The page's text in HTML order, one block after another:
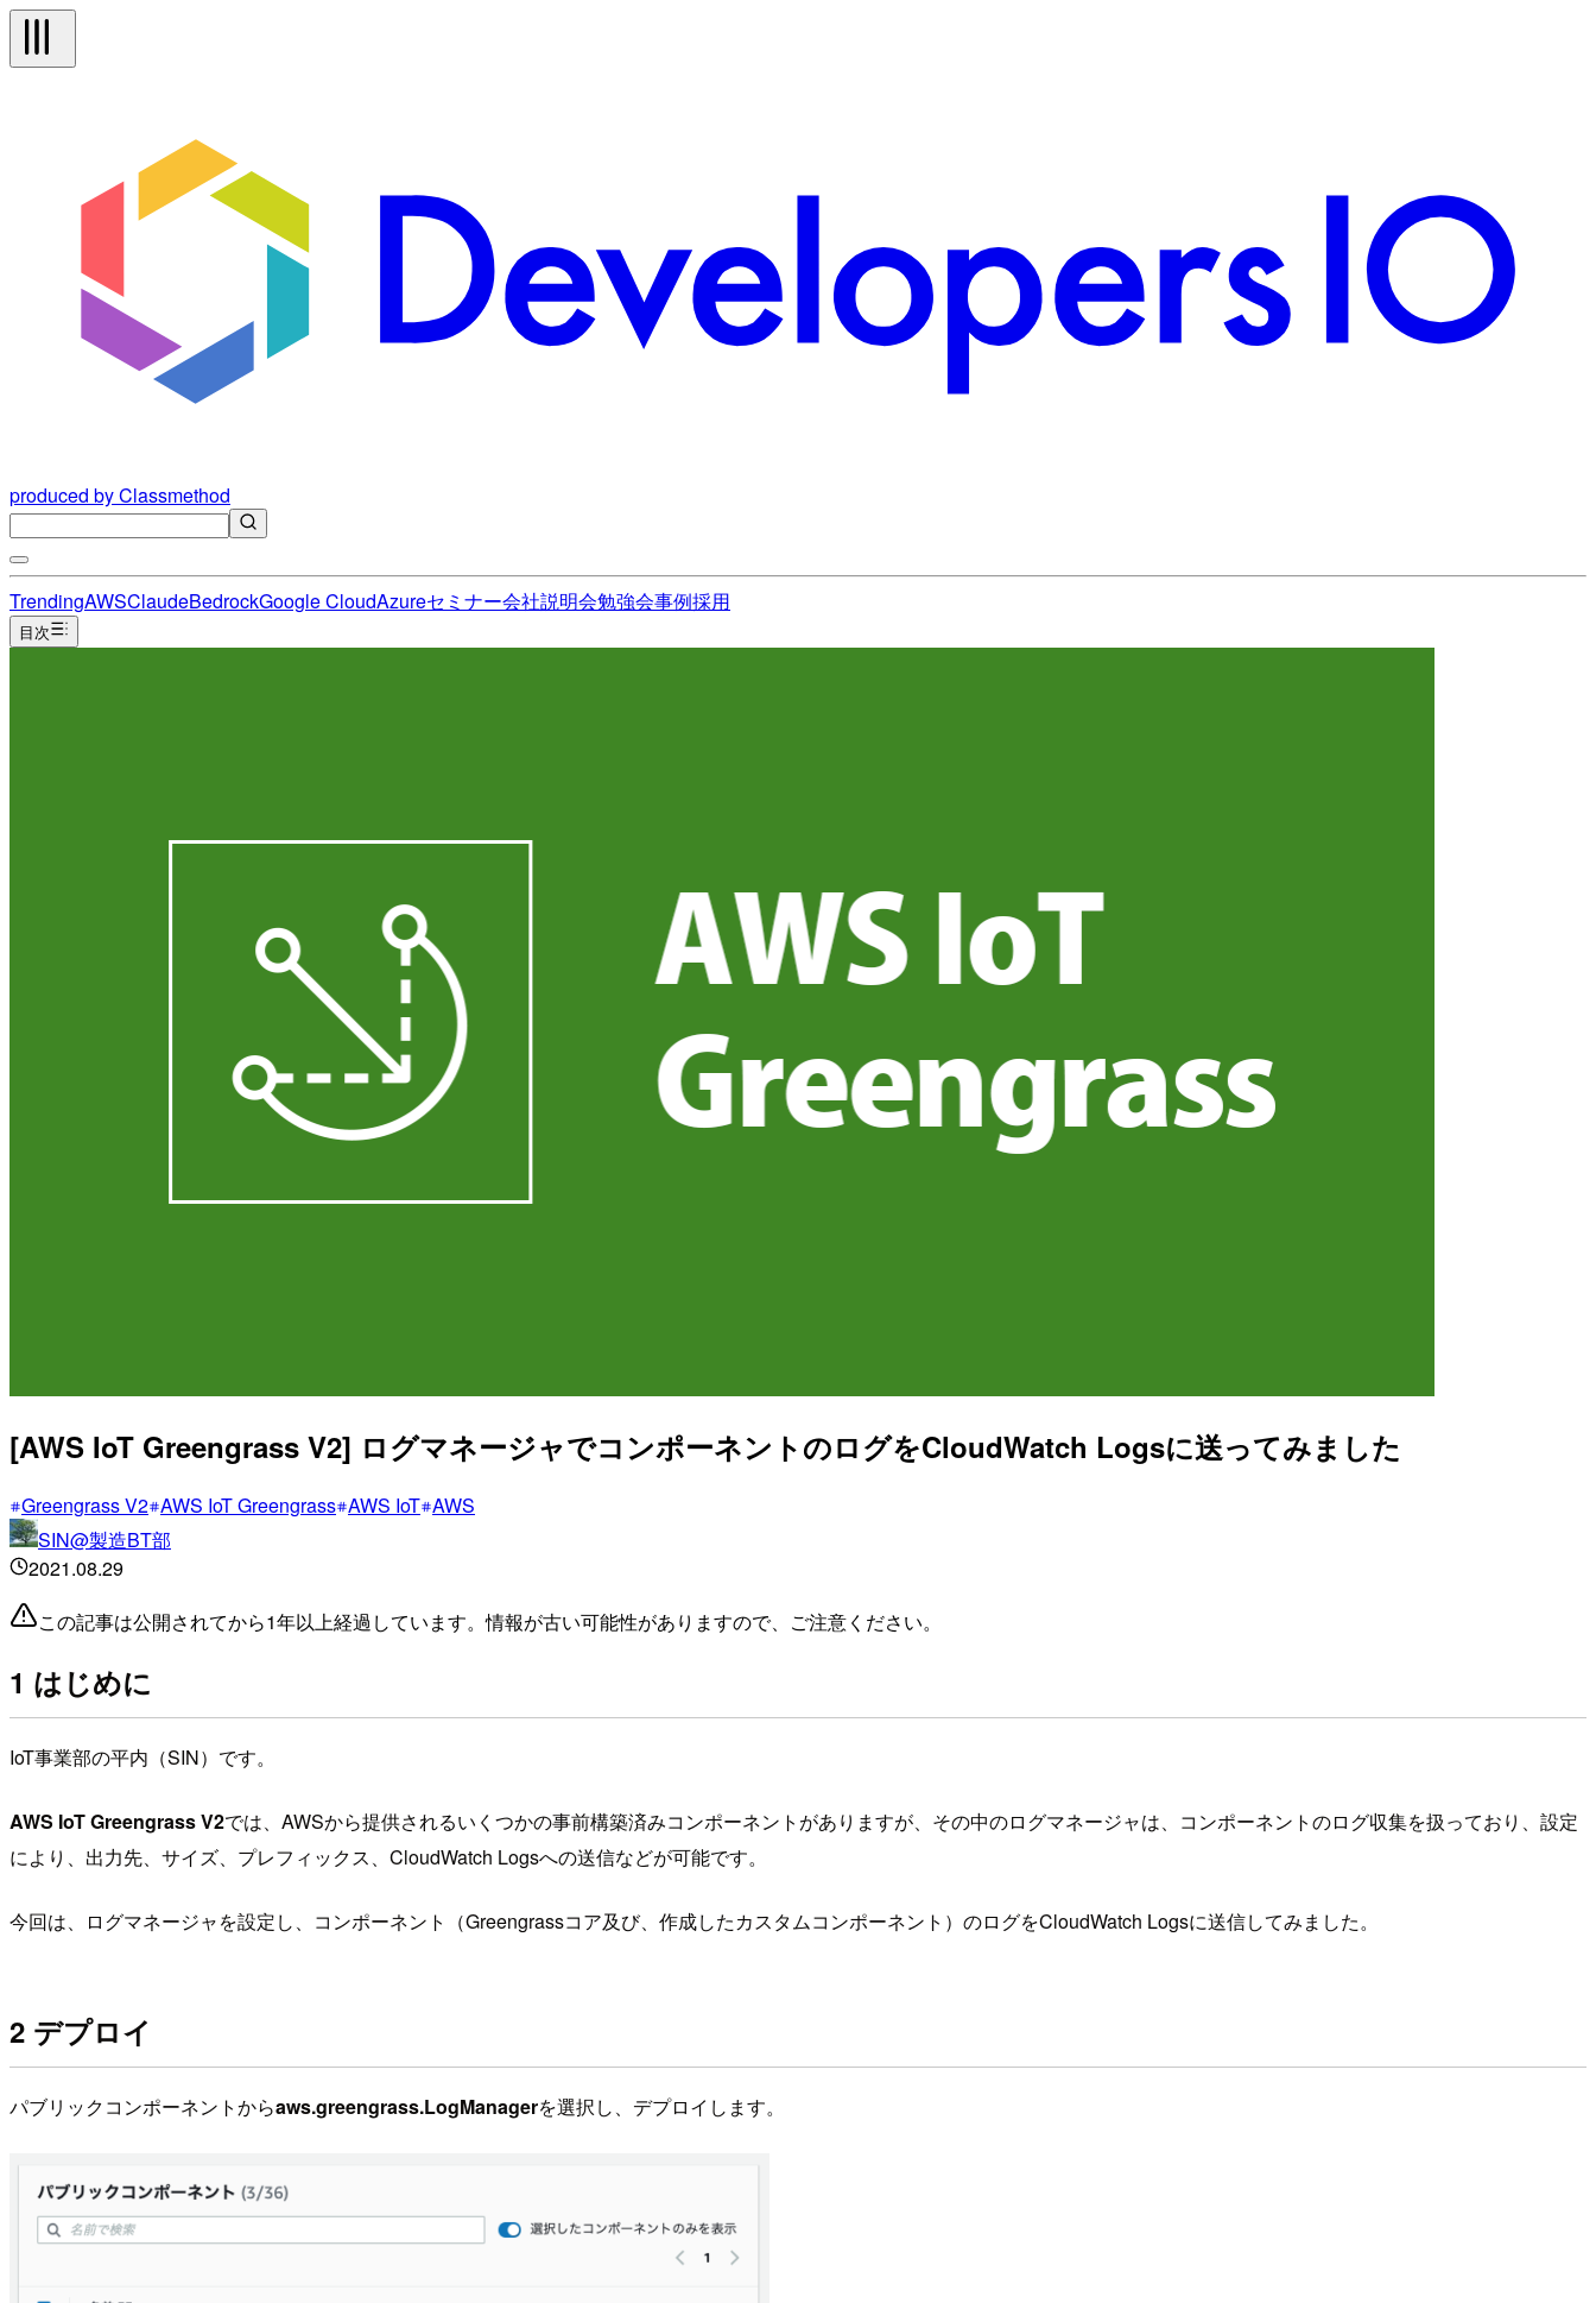
produced by Classmethod
TrendingAWSClaudeBedrockGoogle CloudAzureセミナー会社説明会勉強会事例採用
目次
[AWS IoT Greengrass V2] ログマネージャでコンポーネントのログをCloudWatch Logsに送ってみました
Greengrass V2 AWS IoT Greengrass AWS IoT AWS
SIN@製造BT部
2021.08.29
この記事は公開されてから1年以上経過しています。情報が古い可能性がありますので、ご注意ください。
1 はじめに
IoT事業部の平内（SIN）です。
AWS IoT Greengrass V2では、AWSから提供されるいくつかの事前構築済みコンポーネントがありますが、その中のログマネージャは、コンポーネントのログ収集を扱っており、設定
により、出力先、サイズ、プレフィックス、CloudWatch Logsへの送信などが可能です。
今回は、ログマネージャを設定し、コンポーネント（Greengrassコア及び、作成したカスタムコンポーネント）のログをCloudWatch Logsに送信してみました。
2 デプロイ
パブリックコンポーネントからaws.greengrass.LogManagerを選択し、デプロイします。